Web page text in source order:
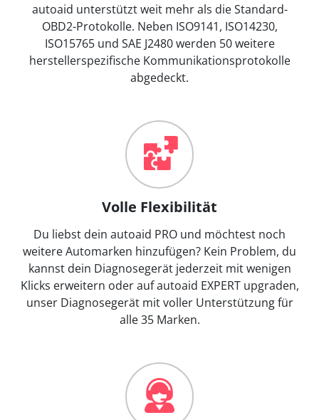
autoaid unterstützt weit mehr als die Standard-
OBD2-Protokolle. Neben ISO9141, ISO14230,
ISO15765 und SAE J2480 werden 50 weitere
herstellerspezifische Kommunikationsprotokolle
abgedeckt.
Volle Flexibilität
Du liebst dein autoaid PRO und möchtest noch
weitere Automarken hinzufügen? Kein Problem, du
kannst dein Diagnosegerät jederzeit mit wenigen
Klicks erweitern oder auf autoaid EXPERT upgraden,
unser Diagnosegerät mit voller Unterstützung für
alle 35 Marken.